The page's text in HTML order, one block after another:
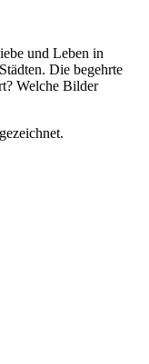
und Leben in
Die begehrte
Welche Bilder